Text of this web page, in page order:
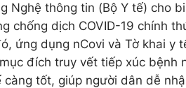
Nghệ thông tin (Bộ Y tế) cho
chống dịch COVID-19 chính
ứng dụng nCovi và Tờ khai y
đích truy vết tiếp xúc bệnh
tốt, giúp người dân dễ